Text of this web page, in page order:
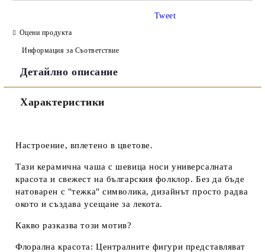
Ние ще се свържем с вас в рамките на работния ден.
Tweet
Оцени продукта
Информация за Съответствие
Детайлно описание
Характеристики
Настроение, вплетено в цветове.
Тази керамична чаша с шевица носи универсалната
красота и свежест на българския фолклор. Без да бъде
натоварен с "тежка" символика, дизайнът просто радва
окото и създава усещане за лекота.
Какво разказва този мотив?
Флорална красота: Централните фигури представляват